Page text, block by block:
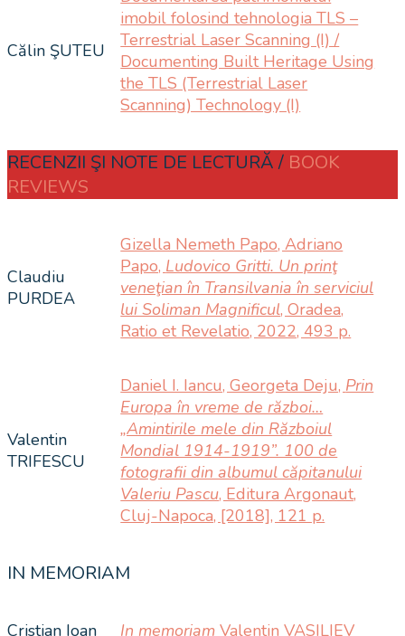
Călin ŞUTEU
imobil folosind tehnologia TLS –
Terrestrial Laser Scanning (I) /
Documenting Built Heritage Using
the TLS (Terrestrial Laser
Scanning) Technology (I)
RECENZII ŞI NOTE DE LECTURĂ / BOOK
REVIEWS
Claudiu
PURDEA
Gizella Nemeth Papo, Adriano
Papo, Ludovico Gritti. Un prinţ
veneţian în Transilvania în serviciul
lui Soliman Magnificul, Oradea,
Ratio et Revelatio, 2022, 493 p.
Valentin
TRIFESCU
Daniel I. Iancu, Georgeta Deju, Prin
Europa în vreme de război…
„Amintirile mele din Războiul
Mondial 1914-1919”. 100 de
fotografii din albumul căpitanului
Valeriu Pascu, Editura Argonaut,
Cluj-Napoca, [2018], 121 p.
IN MEMORIAM
Cristian Ioan
In memoriam Valentin VASILIEV